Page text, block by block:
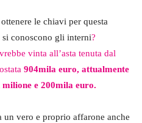
le chiavi per questa
conoscono gli interni?
vinta all’asta tenuta dal
904mila euro, attualmente
e 200mila euro.
un vero e proprio affarone anche